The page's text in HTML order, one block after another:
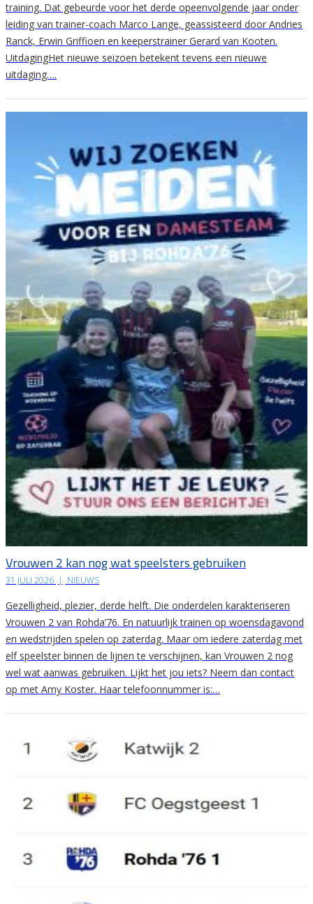
training. Dat gebeurde voor het derde opeenvolgende jaar onder
leiding van trainer-coach Marco Lange, geassisteerd door Andries
Ranck, Erwin Griffioen en keeperstrainer Gerard van Kooten.
UitdagingHet nieuwe seizoen betekent tevens een nieuwe
uitdaging….
Vrouwen 2 kan nog wat speelsters gebruiken
31 JULI 2026 | NIEUWS
Gezelligheid, plezier, derde helft. Die onderdelen karakteriseren
Vrouwen 2 van Rohda’76. En natuurlijk trainen op woensdagavond
en wedstrijden spelen op zaterdag. Maar om iedere zaterdag met
elf speelster binnen de lijnen te verschijnen, kan Vrouwen 2 nog
wel wat aanwas gebruiken. Lijkt het jou iets? Neem dan contact
op met Amy Koster. Haar telefoonnummer is:…